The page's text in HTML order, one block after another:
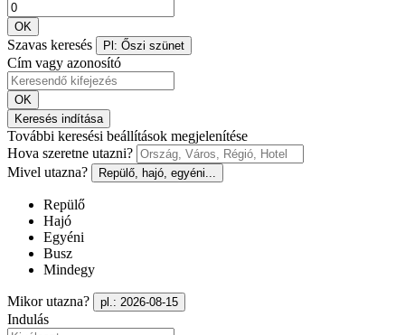
OK
Szavas keresés Pl: Őszi szünet
Cím vagy azonosító
OK
Keresés indítása
További keresési beállítások megjelenítése
Hova szeretne utazni?
Mivel utazna?
Repülő, hajó, egyéni...
Repülő
Hajó
Egyéni
Busz
Mindegy
Mikor utazna? pl.: 2026-08-15
Indulás